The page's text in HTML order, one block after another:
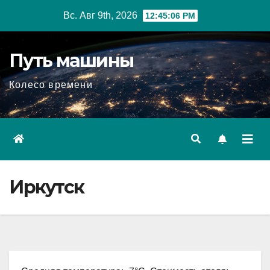
Вс. Авг 9th, 2026 12:45:07 PM
Путь машины
Колесо времени
Иркутск